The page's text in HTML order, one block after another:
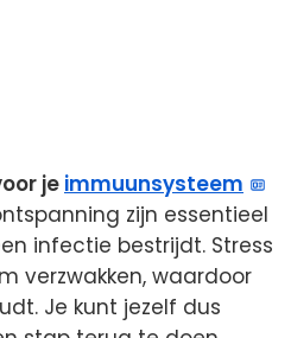
je immuunsysteem
zijn essentieel
infectie bestrijdt. Stress
verzwakken, waardoor
Je kunt jezelf dus